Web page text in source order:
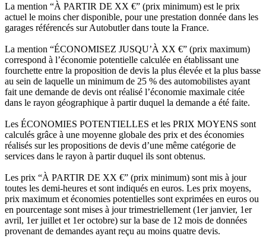
La mention “À PARTIR DE XX €” (prix minimum) est le prix
actuel le moins cher disponible, pour une prestation donnée dans les
garages référencés sur Autobutler dans toute la France.
La mention “ÉCONOMISEZ JUSQU’À XX €” (prix maximum)
correspond à l’économie potentielle calculée en établissant une
fourchette entre la proposition de devis la plus élevée et la plus basse
au sein de laquelle un minimum de 25 % des automobilistes ayant
fait une demande de devis ont réalisé l’économie maximale citée
dans le rayon géographique à partir duquel la demande a été faite.
Les ÉCONOMIES POTENTIELLES et les PRIX MOYENS sont
calculés grâce à une moyenne globale des prix et des économies
réalisés sur les propositions de devis d’une même catégorie de
services dans le rayon à partir duquel ils sont obtenus.
Les prix “À PARTIR DE XX €” (prix minimum) sont mis à jour
toutes les demi-heures et sont indiqués en euros. Les prix moyens,
prix maximum et économies potentielles sont exprimées en euros ou
en pourcentage sont mises à jour trimestriellement (1er janvier, 1er
avril, 1er juillet et 1er octobre) sur la base de 12 mois de données
provenant de demandes ayant reçu au moins quatre devis.